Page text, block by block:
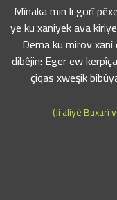
"Mînaka min li gorî
ye ku xaniyek ava
Dema ku mirov
dibêjin: Eger ew
çiqas xweşik